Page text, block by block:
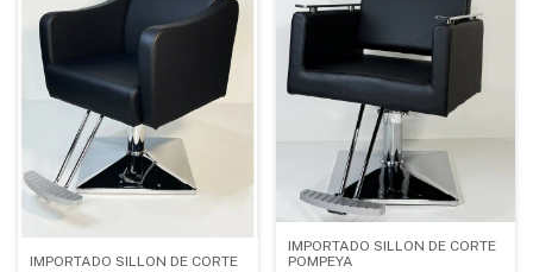
IMPORTADO SILLON DE CORTE
IMPORTADO SILLON DE CORTE
POMPEYA